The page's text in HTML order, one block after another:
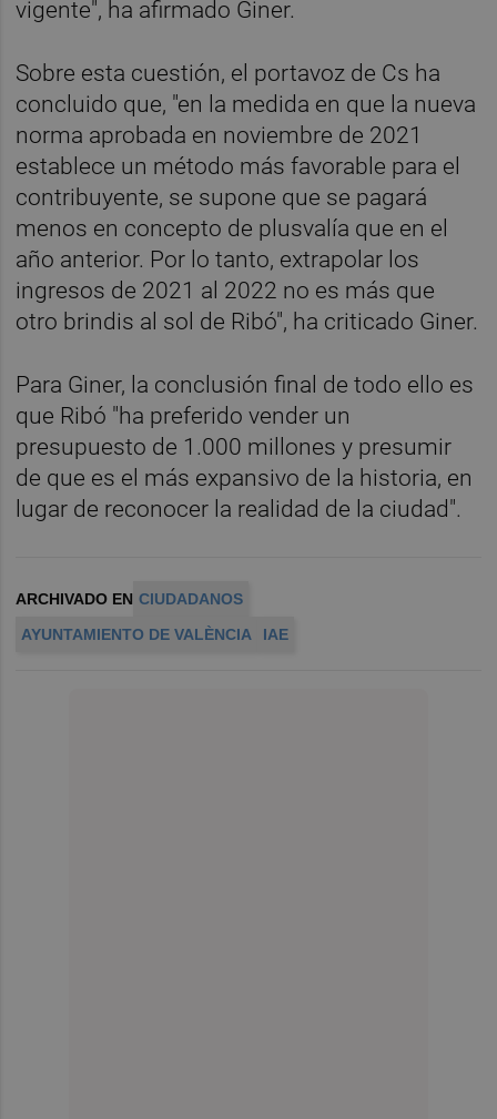
vigente", ha afirmado Giner.
Sobre esta cuestión, el portavoz de Cs ha
concluido que, "en la medida en que la nueva
norma aprobada en noviembre de 2021
establece un método más favorable para el
contribuyente, se supone que se pagará
menos en concepto de plusvalía que en el
año anterior. Por lo tanto, extrapolar los
ingresos de 2021 al 2022 no es más que
otro brindis al sol de Ribó", ha criticado Giner.
Para Giner, la conclusión final de todo ello es
que Ribó "ha preferido vender un
presupuesto de 1.000 millones y presumir
de que es el más expansivo de la historia, en
lugar de reconocer la realidad de la ciudad".
ARCHIVADO EN CIUDADANOS
AYUNTAMIENTO DE VALÈNCIA
IAE